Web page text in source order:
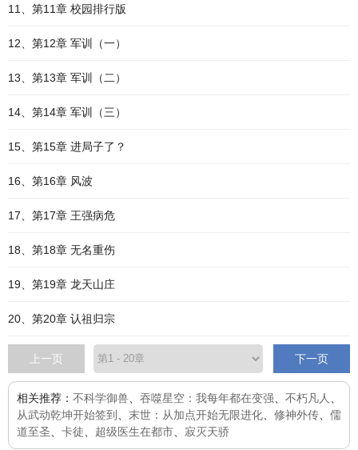
11、第11章 校园排行版
12、第12章 军训（一）
13、第13章 军训（二）
14、第14章 军训（三）
15、第15章 进局子了？
16、第16章 风波
17、第17章 王强病危
18、第18章 无名重伤
19、第19章 龙天山庄
20、第20章 认祖归宗
上一页 下一页
相关推荐： 不科学御兽 吞噬星空：我每年都在变强 不朽凡人
从武动乾坤开始签到
末世：从加点开始无限进化 修神外传
儒
道至圣
卡徒 超级医生在都市 寂灭天骄